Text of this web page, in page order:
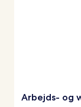
Arbejds- og